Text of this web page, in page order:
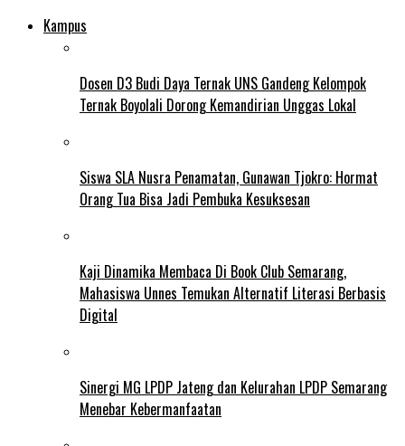
Kampus
Dosen D3 Budi Daya Ternak UNS Gandeng Kelompok
Ternak Boyolali Dorong Kemandirian Unggas Lokal
Siswa SLA Nusra Penamatan, Gunawan Tjokro: Hormat
Orang Tua Bisa Jadi Pembuka Kesuksesan
Kaji Dinamika Membaca Di Book Club Semarang,
Mahasiswa Unnes Temukan Alternatif Literasi Berbasis
Digital
Sinergi MG LPDP Jateng dan Kelurahan LPDP Semarang
Menebar Kebermanfaatan